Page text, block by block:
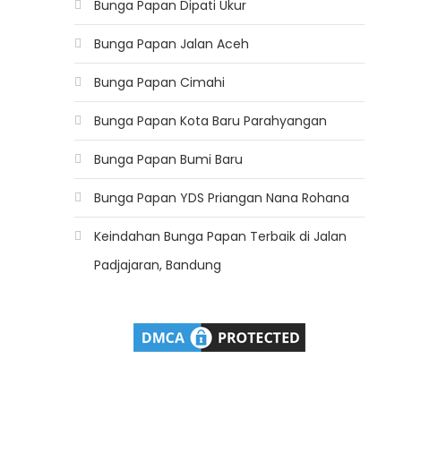
Bunga Papan Dipati Ukur
Bunga Papan Jalan Aceh
Bunga Papan Cimahi
Bunga Papan Kota Baru Parahyangan
Bunga Papan Bumi Baru
Bunga Papan YDS Priangan Nana Rohana
Keindahan Bunga Papan Terbaik di Jalan
Padjajaran, Bandung